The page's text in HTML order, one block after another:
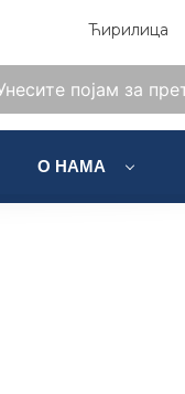
Ћирилица
О НАМА